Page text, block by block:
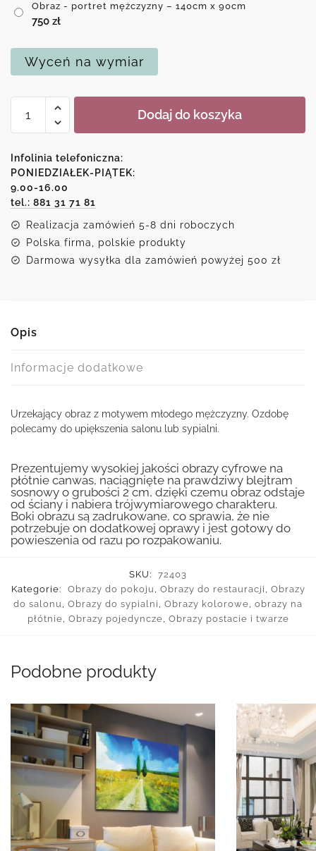
Obraz - portret mężczyzny – 140cm x 90cm
750 zł
Wyceń na wymiar
Obraz
portret
mężczyzny
Dodaj do koszyka
Infolinia telefoniczna:
PONIEDZIAŁEK-PIĄTEK:
9.00-16.00
tel.: 881 31 71 81
Realizacja zamówień 5-8 dni roboczych
Polska firma, polskie produkty
Darmowa wysyłka dla zamówień powyżej 500 zł
Opis
Informacje dodatkowe
Urzekający obraz z motywem młodego mężczyzny. Ozdobę
polecamy do upiększenia salonu lub sypialni.
Prezentujemy wysokiej jakości obrazy cyfrowe na
płótnie canwas, naciągnięte na prawdziwy blejtram
sosnowy o grubości 2 cm, dzięki czemu obraz odstaje
od ściany i nabiera trójwymiarowego charakteru.
Boki obrazu są zadrukowane, co sprawia, że nie
potrzebuje on dodatkowej oprawy i jest gotowy do
powieszenia od razu po rozpakowaniu.
SKU:
72403
Kategorie:
Obrazy do pokoju , Obrazy do restauracji , Obrazy
do salonu , Obrazy do sypialni , Obrazy kolorowe, obrazy na
płótnie, Obrazy pojedyncze, Obrazy postacie i twarze
Podobne produkty